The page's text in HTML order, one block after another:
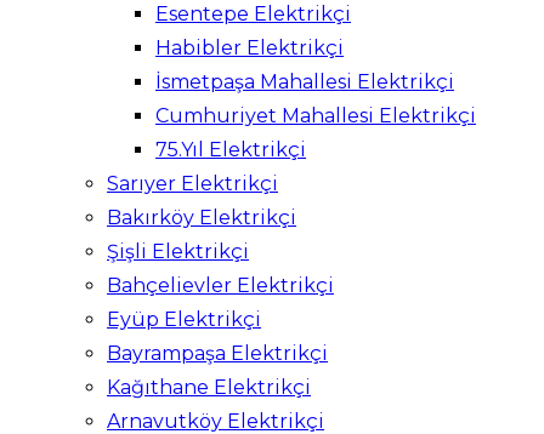
Esentepe Elektrikçi
Habibler Elektrikçi
İsmetpaşa Mahallesi Elektrikçi
Cumhuriyet Mahallesi Elektrikçi
75.Yıl Elektrikçi
Sarıyer Elektrikçi
Bakırköy Elektrikçi
Şişli Elektrikçi
Bahçelievler Elektrikçi
Eyüp Elektrikçi
Bayrampaşa Elektrikçi
Kağıthane Elektrikçi
Arnavutköy Elektrikçi